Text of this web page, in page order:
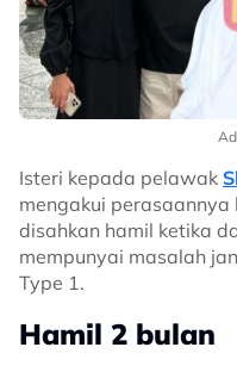
Isteri kepada pelawak
mengakui
disahkan hamil ketika
mempunyai masalah
Type 1.
Hamil 2 bulan